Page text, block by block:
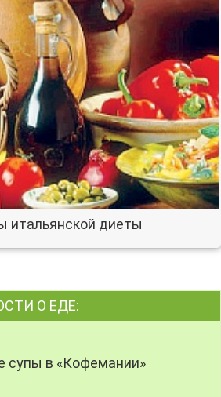
итальянской диеты
О ЕДЕ:
супы в «Кофемании»